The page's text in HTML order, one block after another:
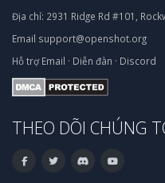
Địa chỉ: 2931 Ridge Rd #101,
Email support@openshot.org
Hỗ trợ Email · Diễn đàn · Discord
THEO DÕI CHÚNG